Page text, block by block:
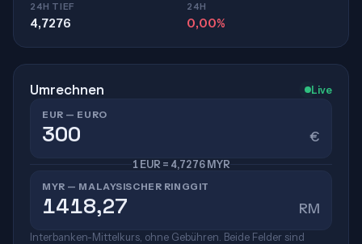
24H TIEF
4,7276
24H
0,00%
Umrechnen Live
EUR — EURO
€
1 EUR = 4,7276 MYR
MYR — MALAYSISCHER RINGGIT
RM
Interbanken-Mittelkurs, ohne Gebühren. Beide Felder sind